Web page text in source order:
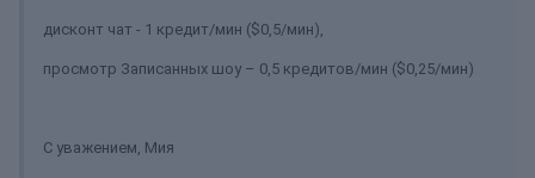
дисконт чат - 1 кредит/мин ($0,5/мин),
просмотр Записанных шоу – 0,5 кредитов/мин ($0,25/мин)
С уважением, Мия